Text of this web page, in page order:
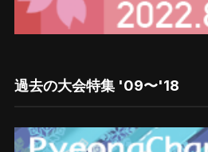
過去の大会特集 '09〜'18